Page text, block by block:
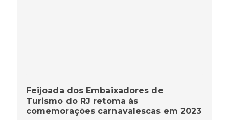
Feijoada dos Embaixadores de
Turismo do RJ retoma às
comemorações carnavalescas em 2023